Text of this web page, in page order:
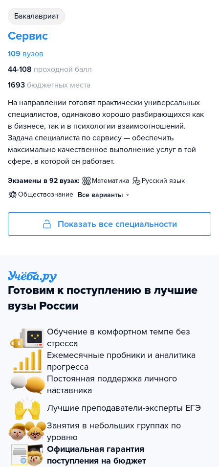
бакалавриат
Сервис
109 вузов
44-108 проходной балл
1693 бюджетных места
На направлении готовят практически универсальных
специалистов, одинаково хорошо разбирающихся как
в бизнесе, так и в психологии взаимоотношений.
Задача специалиста по сервису — обеспечить
максимально качественное выполнение услуг в той
сфере, в которой он работает.
Экзамены в 92 вузах: математика
русский язык
обществознание Все варианты
Показать все специальности
Готовим к поступлению в лучшие
вузы России
Обучение в комфортном темпе без
стресса
Ежемесячные пробники и аналитика
прогресса
Постоянная поддержка личного
наставника
Лучшие преподаватели-эксперты ЕГЭ
Занятия в небольших группах по
уровню
Официальная гарантия
поступления на бюджет